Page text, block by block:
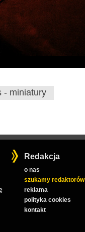
- miniatury
Redakcja
o nas
szukamy redaktorów
reklama
polityka cookies
kontakt